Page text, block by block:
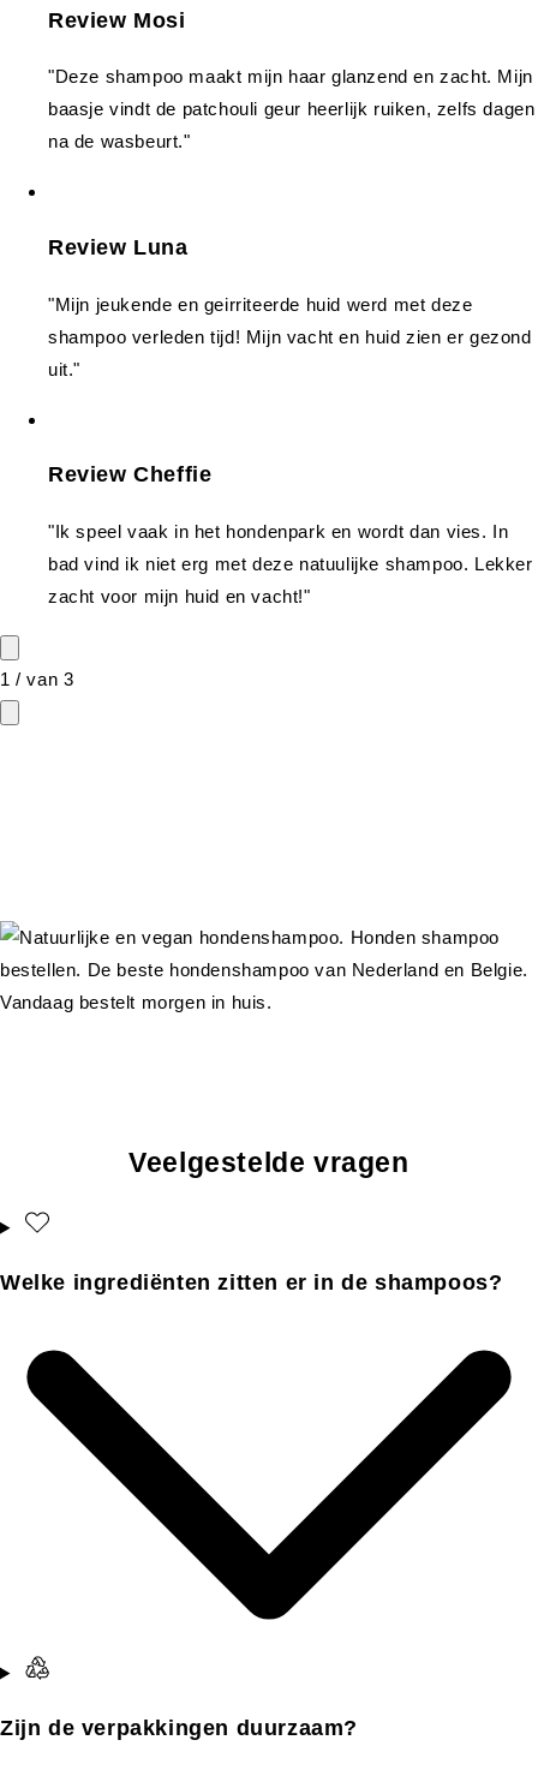
Review Mosi
"Deze shampoo maakt mijn haar glanzend en zacht. Mijn
baasje vindt de patchouli geur heerlijk ruiken, zelfs dagen
na de wasbeurt."
Review Luna
"Mijn jeukende en geirriteerde huid werd met deze
shampoo verleden tijd! Mijn vacht en huid zien er gezond
uit."
Review Cheffie
"Ik speel vaak in het hondenpark en wordt dan vies. In
bad vind ik niet erg met deze natuulijke shampoo. Lekker
zacht voor mijn huid en vacht!"
1 /van 3
Veelgestelde vragen
Welke ingrediënten zitten er in de shampoos?
Zijn de verpakkingen duurzaam?